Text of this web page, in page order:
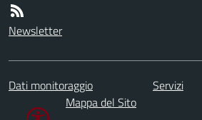
Newsletter
Dati monitoraggio Servizi
Mappa del Sito